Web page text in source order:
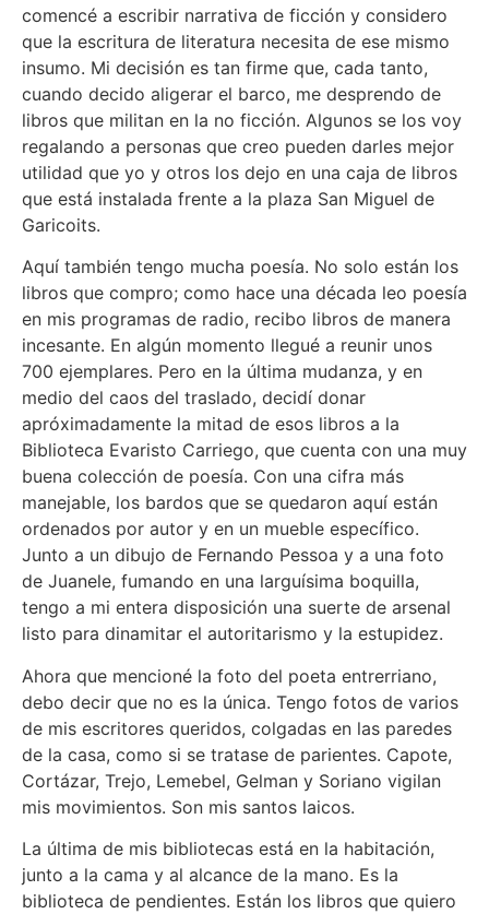
comencé a escribir narrativa de ficción y considero
que la escritura de literatura necesita de ese mismo
insumo. Mi decisión es tan firme que, cada tanto,
cuando decido aligerar el barco, me desprendo de
libros que militan en la no ficción. Algunos se los voy
regalando a personas que creo pueden darles mejor
utilidad que yo y otros los dejo en una caja de libros
que está instalada frente a la plaza San Miguel de
Garicoits.
Aquí también tengo mucha poesía. No solo están los
libros que compro; como hace una década leo poesía
en mis programas de radio, recibo libros de manera
incesante. En algún momento llegué a reunir unos
700 ejemplares. Pero en la última mudanza, y en
medio del caos del traslado, decidí donar
apróximadamente la mitad de esos libros a la
Biblioteca Evaristo Carriego, que cuenta con una muy
buena colección de poesía. Con una cifra más
manejable, los bardos que se quedaron aquí están
ordenados por autor y en un mueble específico.
Junto a un dibujo de Fernando Pessoa y a una foto
de Juanele, fumando en una larguísima boquilla,
tengo a mi entera disposición una suerte de arsenal
listo para dinamitar el autoritarismo y la estupidez.
Ahora que mencioné la foto del poeta entrerriano,
debo decir que no es la única. Tengo fotos de varios
de mis escritores queridos, colgadas en las paredes
de la casa, como si se tratase de parientes. Capote,
Cortázar, Trejo, Lemebel, Gelman y Soriano vigilan
mis movimientos. Son mis santos laicos.
La última de mis bibliotecas está en la habitación,
junto a la cama y al alcance de la mano. Es la
biblioteca de pendientes. Están los libros que quiero